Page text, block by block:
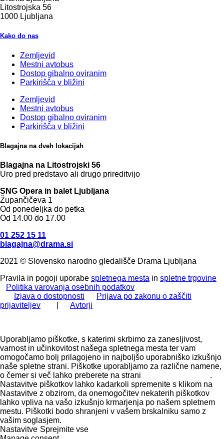
Litostrojska 56
1000 Ljubljana
Kako do nas
Zemljevid
Mestni avtobus
Dostop gibalno oviranim
Parkirišča v bližini
Zemljevid
Mestni avtobus
Dostop gibalno oviranim
Parkirišča v bližini
Blagajna na dveh lokacijah
Blagajna na Litostrojski 56
Uro pred predstavo ali drugo prireditvijo
SNG Opera in balet Ljubljana
Župančičeva 1
Od ponedeljka do petka
Od 14.00 do 17.00
01 252 15 11
blagajna@drama.si
2021 © Slovensko narodno gledališče Drama Ljubljana
Pravila in pogoji uporabe spletnega mesta in spletne trgovine
Politika varovanja osebnih podatkov
Izjava o dostopnosti
Prijava po zakonu o zaščiti
prijaviteljev
Avtorji
Uporabljamo piškotke, s katerimi skrbimo za zanesljivost,
varnost in učinkovitost našega spletnega mesta ter vam
omogočamo bolj prilagojeno in najboljšo uporabniško izkušnjo
naše spletne strani. Piškotke uporabljamo za različne namene,
o čemer si več lahko preberete na strani
.
Nastavitve piškotkov lahko kadarkoli spremenite s klikom na
Nastavitve z obzirom, da onemogočitev nekaterih piškotkov
lahko vpliva na vašo izkušnjo krmarjenja po našem spletnem
mestu. Piškotki bodo shranjeni v vašem brskalniku samo z
vašim soglasjem.
Nastavitve Sprejmite vse